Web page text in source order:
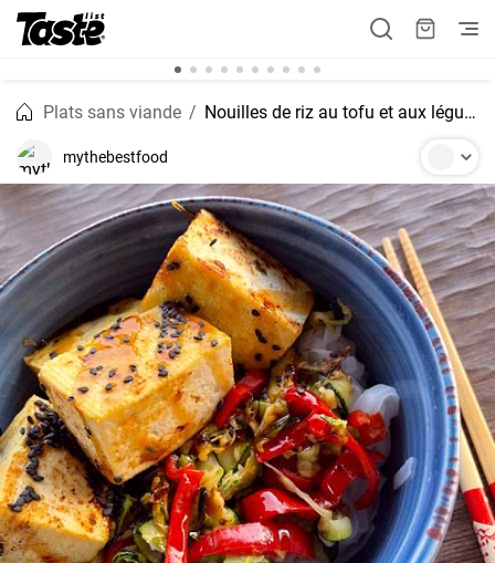
Plats sans viande Nouilles de riz au tofu et aux légumes
mythebestfood